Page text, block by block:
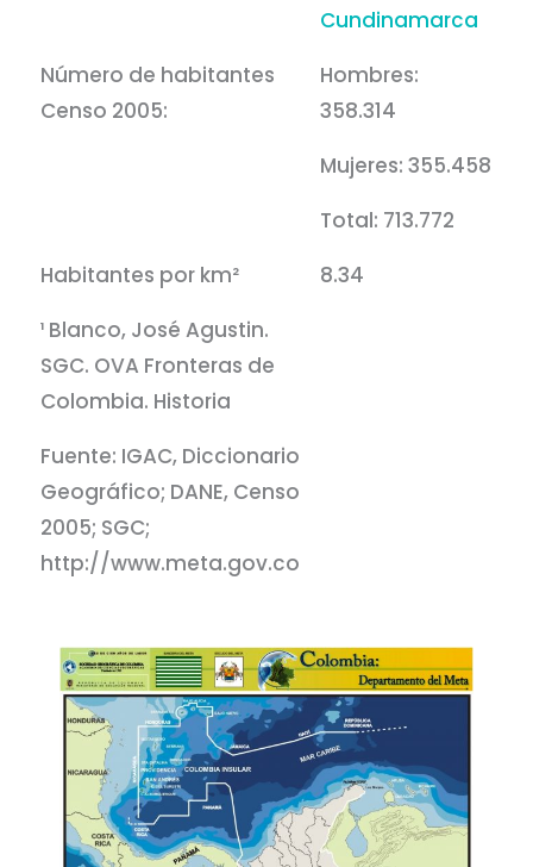
Cundinamarca
Número de habitantes
Censo 2005:
Hombres:
358.314
Mujeres: 355.458
Total: 713.772
Habitantes por km²
8.34
¹ Blanco, José Agustin.
SGC. OVA Fronteras de
Colombia. Historia
Fuente: IGAC, Diccionario
Geográfico; DANE, Censo
2005; SGC;
http://www.meta.gov.co